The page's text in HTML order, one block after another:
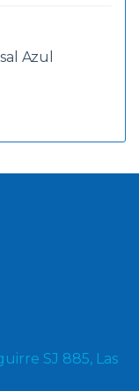
Azul
SJ 885, Las